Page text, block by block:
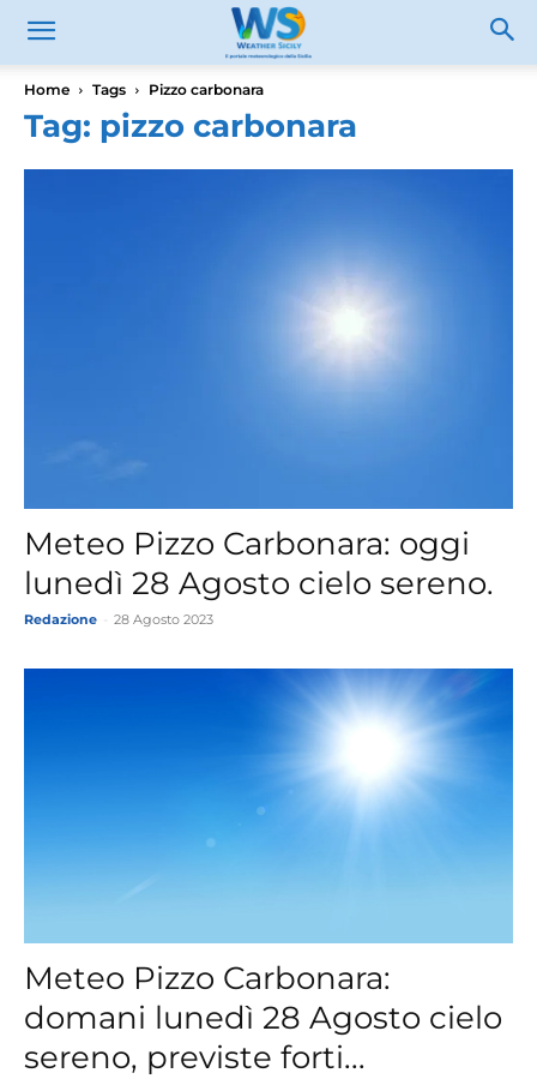
Home Tags Pizzo carbonara
Tag: pizzo carbonara
Meteo Pizzo Carbonara: oggi
lunedì 28 Agosto cielo sereno.
Redazione 28 Agosto 2023
Meteo Pizzo Carbonara:
domani lunedì 28 Agosto cielo
sereno, previste forti...